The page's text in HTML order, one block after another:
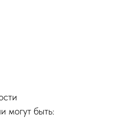
могут быть: